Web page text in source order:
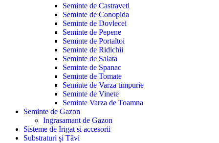
Seminte de Castraveti
Seminte de Conopida
Seminte de Dovlecei
Seminte de Pepene
Seminte de Portaltoi
Seminte de Ridichii
Seminte de Salata
Seminte de Spanac
Seminte de Tomate
Seminte de Varza timpurie
Seminte de Vinete
Seminte Varza de Toamna
Seminte de Gazon
Ingrasamant de Gazon
Sisteme de Irigat si accesorii
Substraturi și Tăvi